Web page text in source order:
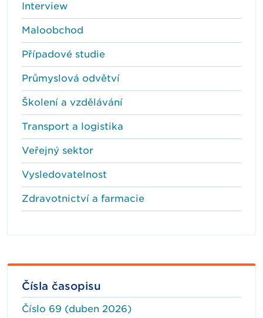
Interview
Maloobchod
Případové studie
Průmyslová odvětví
Školení a vzdělávání
Transport a logistika
Veřejný sektor
Vysledovatelnost
Zdravotnictví a farmacie
Čísla časopisu
Číslo 69 (duben 2026)